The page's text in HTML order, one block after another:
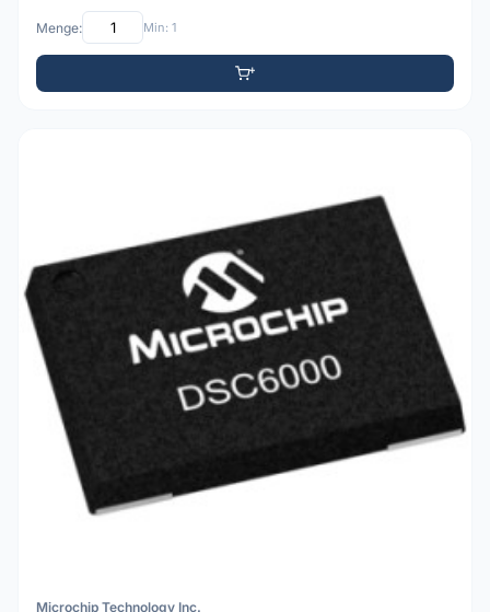
Menge: Min: 1
Microchip Technology Inc.